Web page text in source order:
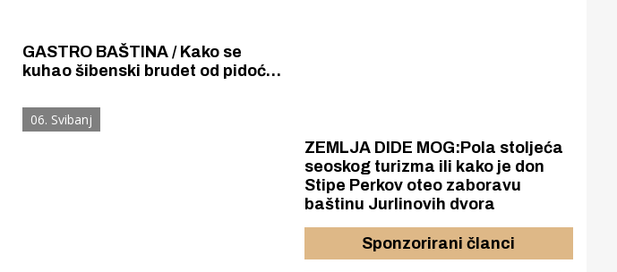
GASTRO BAŠTINA / Kako se
kuhao šibenski brudet od pidoća
recept izronio iz tame prošlosti
baca novo svjetlo na šibensku
06. Svibanj
ZEMLJA DIDE MOG:Pola stoljeća
seoskog turizma ili kako je don
Stipe Perkov oteo zaboravu
baštinu Jurlinovih dvora
Sponzorirani članci